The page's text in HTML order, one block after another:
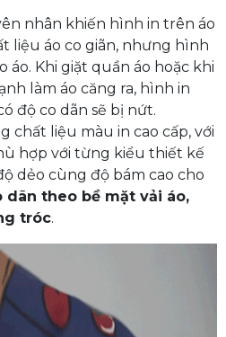
nhân khiến hình in trên áo
liệu áo co giãn, nhưng hình
áo. Khi giặt quần áo hoặc khi
làm áo căng ra, hình in
độ co dãn sẽ bị nứt.
chất liệu màu in cao cấp, với
hợp với từng kiểu thiết kế
dẻo cùng độ bám cao cho
dãn theo bề mặt vải áo,
tróc.